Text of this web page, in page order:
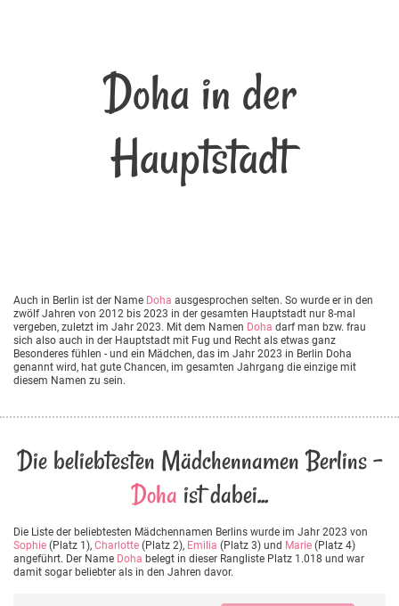
Doha in der
Hauptstadt
Auch in Berlin ist der Name Doha ausgesprochen selten. So wurde er in den
zwölf Jahren von 2012 bis 2023 in der gesamten Hauptstadt nur 8-mal
vergeben, zuletzt im Jahr 2023. Mit dem Namen Doha darf man bzw. frau
sich also auch in der Hauptstadt mit Fug und Recht als etwas ganz
Besonderes fühlen - und ein Mädchen, das im Jahr 2023 in Berlin Doha
genannt wird, hat gute Chancen, im gesamten Jahrgang die einzige mit
diesem Namen zu sein.
Die beliebtesten Mädchennamen Berlins -
Doha ist dabei...
Die Liste der beliebtesten Mädchennamen Berlins wurde im Jahr 2023 von
Sophie (Platz 1), Charlotte (Platz 2), Emilia (Platz 3) und Marie (Platz 4)
angeführt. Der Name Doha belegt in dieser Rangliste Platz 1.018 und war
damit sogar beliebter als in den Jahren davor.